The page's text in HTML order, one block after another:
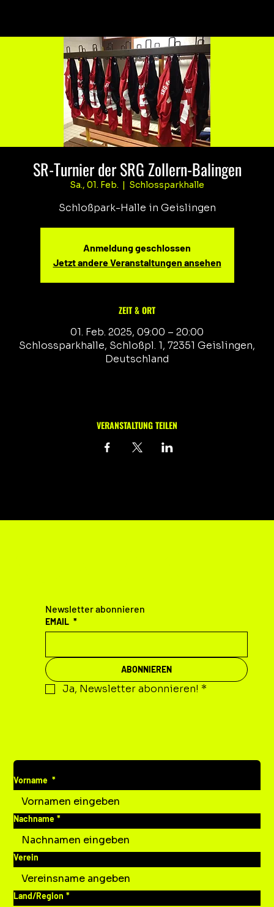
SR-Turnier der SRG Zollern-Balingen
Sa., 01. Feb.
  |
Schlossparkhalle
Schloßpark-Halle in Geislingen
Anmeldung geschlossen
Jetzt andere Veranstaltungen ansehen
ZEIT & ORT
01. Feb. 2025, 09:00 – 20:00
Schlossparkhalle, Schloßpl. 1, 72351 Geislingen,
Deutschland
VERANSTALTUNG TEILEN
Newsletter abonnieren
EMAIL *
ABONNIEREN
Ja, Newsletter abonnieren! *
DEINE MITTEILUNG AN UNS
Vorname *
Nachname *
Verein
Mehrzeilige Adresse
Land/Region *